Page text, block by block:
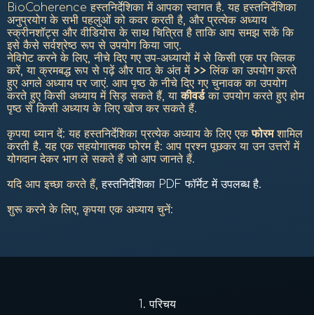
BioCoherence हस्तनिर्देशिका में आपका स्वागत है. यह हस्तनिर्देशिका
अनुप्रयोग के सभी पहलुओं को कवर करती है, और प्रत्येक अध्याय
स्क्रीनशॉट्स और वीडियोस के साथ चित्रित है ताकि आप समझ सकें कि
इसे कैसे सर्वश्रेष्ठ रूप से उपयोग किया जाए.
नेविगेट करने के लिए, नीचे दिए गए उप-अध्यायों में से किसी एक पर क्लिक
करें, या क्रमबद्ध रूप से पढ़ें और पाठ के अंत में >>लिंक का उपयोग करते
हुए अगले अध्याय पर जाएं. आप पृष्ठ के नीचे दिए गए चुनावक का उपयोग
करते हुए किसी अध्याय में सिड़ सकते हैं, याकीवर्डका उपयोग करते हुए होम
पृष्ठ से किसी अध्याय के लिए खोज कर सकते हैं.
कृपया ध्यान दें: यह हस्तनिर्देशिका प्रत्येक अध्याय के लिए एकफोरमशामिल
करती है. यह एक सहयोगात्मक फोरम है: आप प्रश्न पूछकर या उन उत्तरों में
योगदान देकर भाग ले सकते हैं जो आप जानते हैं.
यदि आप इच्छा करते हैं,हस्तनिर्देशिका PDF फॉर्मेट में उपलब्ध है.
शुरू करने के लिए, कृपया एक अध्याय चुनें:
1.परिचय